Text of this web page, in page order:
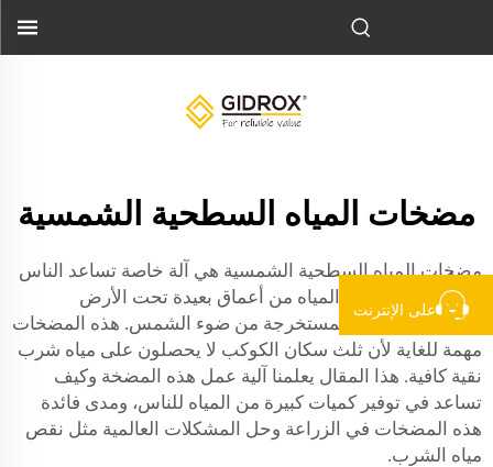
مضخات المياه السطحية الشمسية
مضخات المياه السطحية الشمسية هي آلة خاصة تساعد الناس
على الحصول على المياه من أعماق بعيدة تحت الأرض
باستخدام الطاقة المستخرجة من ضوء الشمس. هذه المضخات
مهمة للغاية لأن ثلث سكان الكوكب لا يحصلون على مياه شرب
نقية كافية. هذا المقال يعلمنا آلية عمل هذه المضخة وكيف
تساعد في توفير كميات كبيرة من المياه للناس، ومدى فائدة
هذه المضخات في الزراعة وحل المشكلات العالمية مثل نقص
مياه الشرب.
على الإنترنت